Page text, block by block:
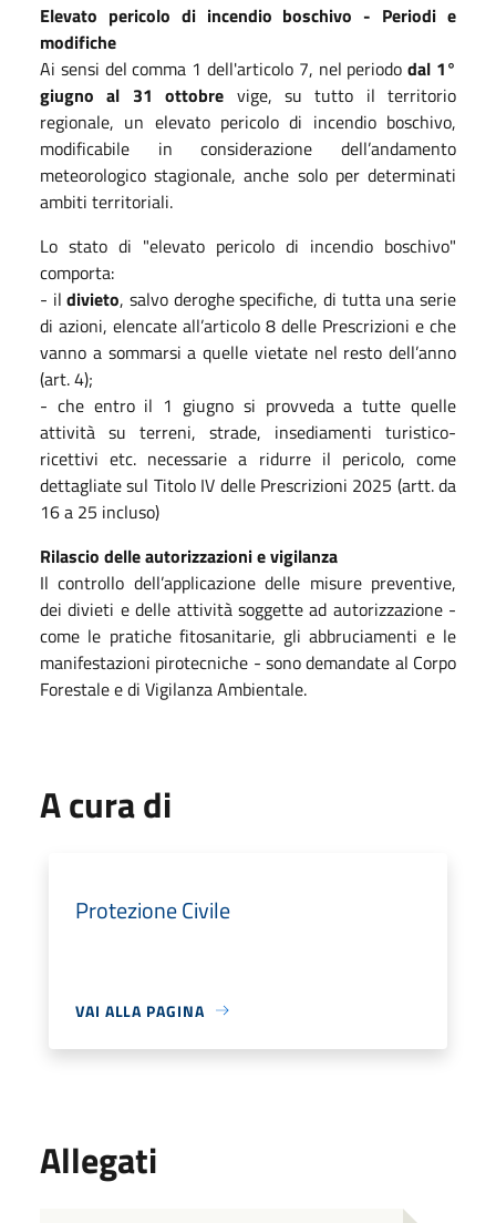
Elevato pericolo di incendio boschivo - Periodi e
modifiche
Ai sensi del comma 1 dell'articolo 7, nel periododal 1°
giugno al 31 ottobre vige, su tutto il territorio
regionale, un elevato pericolo di incendio boschivo,
modificabile in considerazione dell’andamento
meteorologico stagionale, anche solo per determinati
ambiti territoriali.
Lo stato di "elevato pericolo di incendio boschivo"
comporta:
- ildivieto, salvo deroghe specifiche, di tutta una serie
di azioni, elencate all’articolo 8 delle Prescrizioni e che
vanno a sommarsi a quelle vietate nel resto dell’anno
(art. 4);
- che entro il 1 giugno si provveda a tutte quelle
attività su terreni, strade, insediamenti turistico-
ricettivi etc. necessarie a ridurre il pericolo, come
dettagliate sul Titolo IV delle Prescrizioni 2025 (artt. da
16 a 25 incluso)
Rilascio delle autorizzazioni e vigilanza
Il controllo dell’applicazione delle misure preventive,
dei divieti e delle attività soggette ad autorizzazione -
come le pratiche fitosanitarie, gli abbruciamenti e le
manifestazioni pirotecniche - sono demandate al Corpo
Forestale e di Vigilanza Ambientale.
A cura di
Protezione Civile
VAI ALLA PAGINA
Allegati